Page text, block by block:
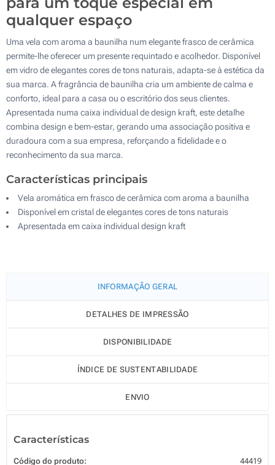
qualquer espaço
Uma vela com aroma a baunilha num elegante frasco de cerâmica
permite-lhe oferecer um presente requintado e acolhedor. Disponível
em vidro de elegantes cores de tons naturais, adapta-se à estética da
sua marca. A fragrância de baunilha cria um ambiente de calma e
conforto, ideal para a casa ou o escritório dos seus clientes.
Apresentada numa caixa individual de design kraft, este detalhe
combina design e bem-estar, gerando uma associação positiva e
duradoura com a sua empresa, reforçando a fidelidade e o
reconhecimento da sua marca.
Características principais
Vela aromática em frasco de cerâmica com aroma a baunilha
Disponível em cristal de elegantes cores de tons naturais
Apresentada em caixa individual design kraft
INFORMAÇÃO GERAL
DETALHES DE IMPRESSÃO
DISPONIBILIDADE
ÍNDICE DE SUSTENTABILIDADE
ENVIO
Características
Código do produto: 44419